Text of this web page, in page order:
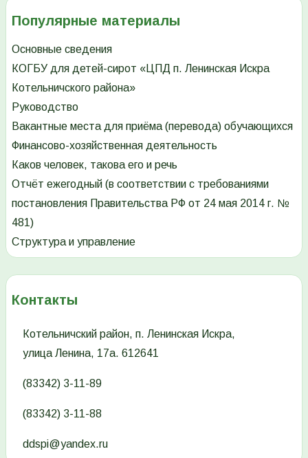
Популярные материалы
Основные сведения
КОГБУ для детей-сирот «ЦПД п. Ленинская Искра
Котельничского района»
Руководство
Вакантные места для приёма (перевода) обучающихся
Финансово-хозяйственная деятельность
Каков человек, такова его и речь
Отчёт ежегодный (в соответствии с требованиями
постановления Правительства РФ от 24 мая 2014 г. №
481)
Структура и управление
Контакты
Котельничский район, п. Ленинская Искра,
улица Ленина, 17а. 612641
(83342) 3-11-89
(83342) 3-11-88
ddspi@yandex.ru